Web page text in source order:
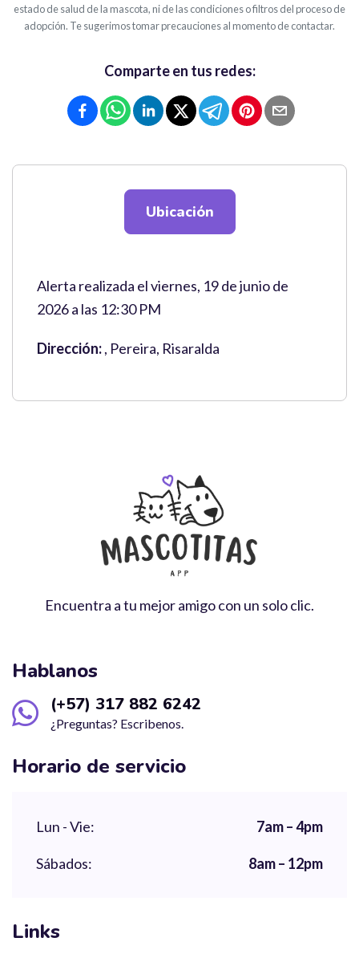
estado de salud de la mascota, ni de las condiciones o filtros del proceso de
adopción. Te sugerimos tomar precauciones al momento de contactar.
Comparte en tus redes:
Ubicación
Alerta realizada el viernes, 19 de junio de
2026 a las 12:30 PM
Dirección:, Pereira, Risaralda
Encuentra a tu mejor amigo con un solo clic.
Hablanos
(+57) 317 882 6242
¿Preguntas? Escribenos.
Horario de servicio
Lun - Vie: 7am – 4pm
Sábados: 8am – 12pm
Links